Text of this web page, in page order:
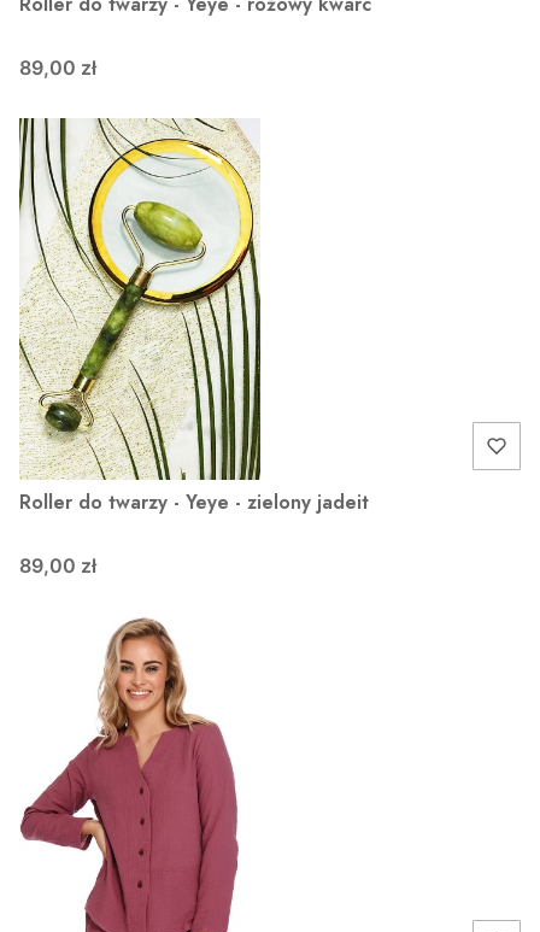
89,00 zł
Roller do twarzy - Yeye - zielony jadeit
89,00 zł